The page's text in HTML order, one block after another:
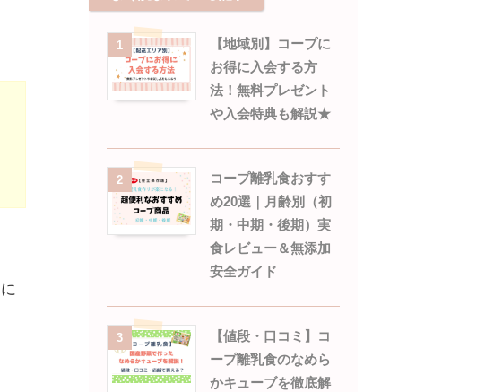
に
1
【地域別】コープに
お得に入会する方
法！無料プレゼント
や入会特典も解説★
2
コープ離乳食おすす
め20選｜月齢別（初
期・中期・後期）実
食レビュー＆無添加
安全ガイド
3
【値段・口コミ】コ
ープ離乳食のなめら
かキューブを徹底解